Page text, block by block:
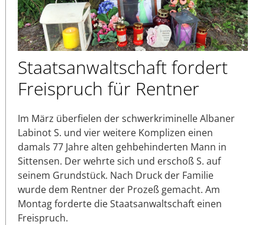
Staatsanwaltschaft fordert
Freispruch für Rentner
Im März überfielen der schwerkriminelle Albaner
Labinot S. und vier weitere Komplizen einen
damals 77 Jahre alten gehbehinderten Mann in
Sittensen. Der wehrte sich und erschoß S. auf
seinem Grundstück. Nach Druck der Familie
wurde dem Rentner der Prozeß gemacht. Am
Montag forderte die Staatsanwaltschaft einen
Freispruch.